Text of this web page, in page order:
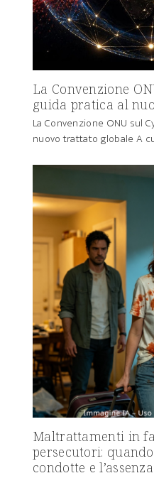
La Convenzione
guida pratica al
La Convenzione ONU sul
nuovo trattato globale A
Maltrattamenti in
persecutori:
condotte e